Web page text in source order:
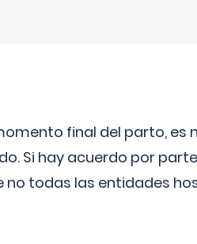
final del parto, es
Si hay acuerdo por
no todas las entidades